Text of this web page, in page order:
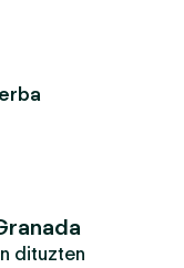
dituzten